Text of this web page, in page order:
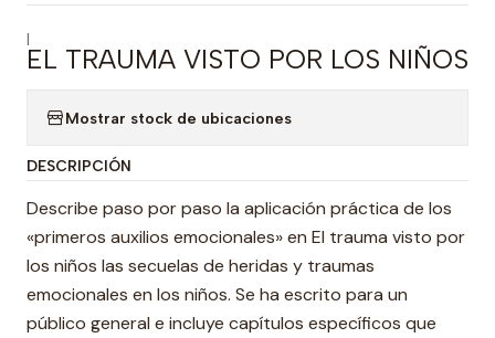
|
EL TRAUMA VISTO POR LOS NIÑOS
Mostrar stock de ubicaciones
DESCRIPCIÓN
Describe paso por paso la aplicación práctica de los
«primeros auxilios emocionales» en El trauma visto por
los niños las secuelas de heridas y traumas
emocionales en los niños. Se ha escrito para un
público general e incluye capítulos específicos que